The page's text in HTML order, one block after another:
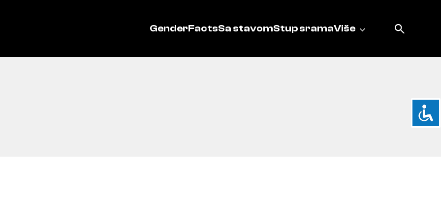
GenderFactsSa stavomStup sramaViše